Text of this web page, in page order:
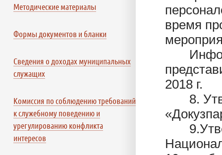
время
2018 г.
8.
Методические материалы
Формы документов и бланки
Сведения о доходах муниципальных
служащих
Комиссия по соблюдению требований
к служебному поведению и
урегулированию конфликта
интересов